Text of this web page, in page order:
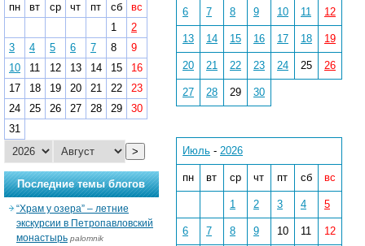
6 7 8 9 10 11 12
13 14 15 16 17 18 19
20 21 22 23 24 25 26
27 28 29 30
Июль - 2026
пн вт ср чт пт сб вс
1 2 3 4 5
6 7 8 9 10 11 12
пн
вт ср чт пт сб
вс
1
2
3
4 5 6 7 8
9
10
11 12 13 14 15
16
17
18 19 20 21 22
23
24
25 26 27 28 29
30
31
>
Последние темы блогов
“Храм у озера” – летние
экскурсии в Петропавловский
монастырь palomnik